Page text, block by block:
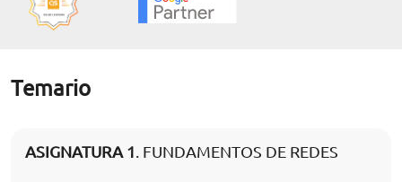
Temario
ASIGNATURA 1. FUNDAMENTOS DE REDES